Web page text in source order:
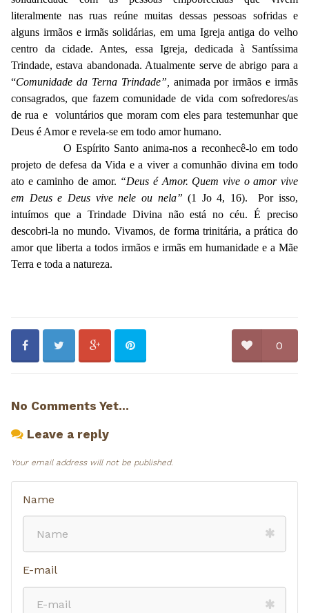
literalmente nas ruas reúne muitas dessas pessoas sofridas e
alguns irmãos e irmãs solidárias, em uma Igreja antiga do velho
centro da cidade. Antes, essa Igreja, dedicada à Santíssima
Trindade, estava abandonada. Atualmente serve de abrigo para a
“Comunidade da Terna Trindade”, animada por irmãos e irmãs
consagrados, que fazem comunidade de vida com sofredores/as
de rua e voluntários que moram com eles para testemunhar que
Deus é Amor e revela-se em todo amor humano.
O Espírito Santo anima-nos a reconhecê-lo em todo
projeto de defesa da Vida e a viver a comunhão divina em todo
ato e caminho de amor. “Deus é Amor. Quem vive o amor vive
em Deus e Deus vive nele ou nela” (1 Jo 4, 16). Por isso,
intuímos que a Trindade Divina não está no céu. É preciso
descobri-la no mundo. Vivamos, de forma trinitária, a prática do
amor que liberta a todos irmãos e irmãs em humanidade e a Mãe
Terra e toda a natureza.
0
No Comments Yet...
Leave a reply
Your email address will not be published.
Name
E-mail